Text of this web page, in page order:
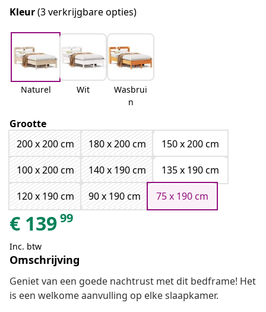
Kleur(3 verkrijgbare opties)
Naturel Wit
Wasbrui
n
Grootte
200 x 200 cm
180 x 200 cm
150 x 200 cm
100 x 200 cm
140 x 190 cm
135 x 190 cm
120 x 190 cm
90 x 190 cm 75 x 190 cm
€ 13999
Inc. btw
Omschrijving
Geniet van een goede nachtrust met dit bedframe! Het
is een welkome aanvulling op elke slaapkamer.